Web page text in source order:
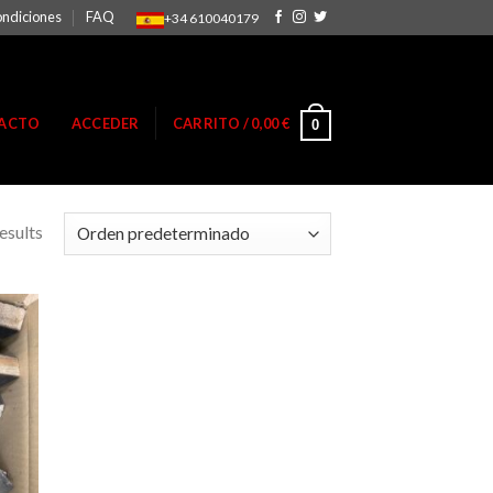
FAQ +34 610040179
ACCEDER CARRITO /0,00€ 0